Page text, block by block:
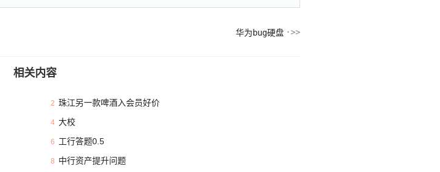
华为bug硬盘
相关内容
2 珠江另一款啤酒入会员好价
4 大校
6 工行答题0.5
8 中行资产提升问题